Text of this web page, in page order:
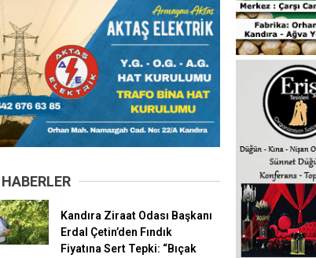
Kandıra Ziraat Odası Başkanı
Erdal Çetin’den Fındık
Fiyatına Sert Tepki: “Bıçak